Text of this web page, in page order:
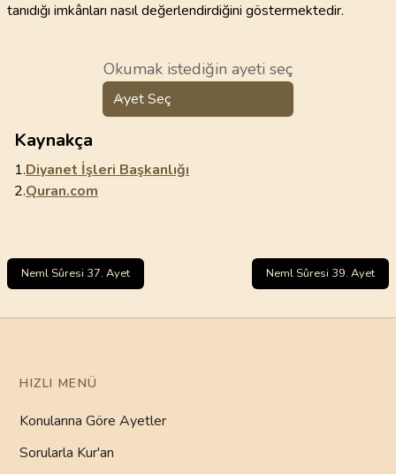
tanıdığı imkânları nasıl değerlendirdiğini göstermektedir.
Okumak istediğin ayeti seç
Ayet Seç
Kaynakça
1.Diyanet İşleri Başkanlığı
2.Quran.com
Neml Sûresi 37. Ayet Neml Sûresi 39. Ayet
HIZLI MENÜ
Konularına Göre Ayetler
Sorularla Kur'an